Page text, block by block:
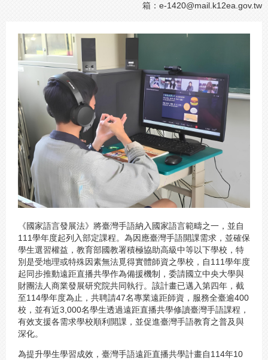
箱： e-1420@mail.k12ea.gov.tw
《國家語言發展法》將臺灣手語納入國家語言範疇之一，並自
111學年度起列入部定課程。為因應臺灣手語開課需求，並確保
學生選習權益，教育部國教署積極協助高級中等以下學校，特
別是受地理或特殊因素無法覓得實體師資之學校，自111學年度
起同步推動遠距直播共學作為備援機制，委請國立中央大學與
財團法人商業發展研究院共同執行。該計畫已邁入第四年，截
至114學年度為止，共聘請47名專業遠距師資，服務全臺逾400
校，並有近3,000名學生透過遠距直播共學修讀臺灣手語課程，
有效支援各需求學校順利開課，並促進臺灣手語教育之普及與
深化。
為提升學生學習成效，臺灣手語遠距直播共學計畫自114年10